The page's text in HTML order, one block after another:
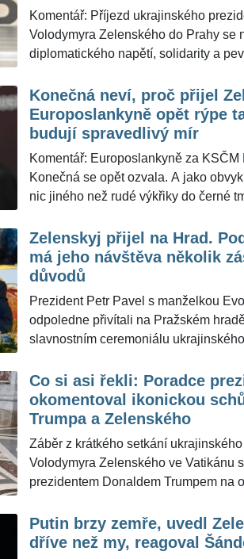
pokud by mělo dojít k něčemu
konec války, je zatím spíše skeptický.
Komentář: Příjezd ukrajinského
Volodymyra Zelenského do Prahy se
diplomatického napětí, solidarity a
fotografů i veřejnosti, byl ten mezi
země a předsedkyní Poslanecké
Pekarovou Adamovou. Nešlo však jen
poselství, ale i o vizuální dojem, který,
české politické reprezentace bývá,
veřejnosti. Redakce ŽivotvČesku.cz
symbolikou outfitu političky v tak
Konečná neví, proč přijel
Europoslankyně opět rýpe
budují spravedlivý mír
Komentář: Europoslankyně za KSČM
Konečná se opět ozvala. A jako
nic jiného než rudé výkřiky do černé
zareagovala na návštěvu
Volodymyra Zelenského v Praze a
slovy s »vysokou intelektuální
ŽivotvČesku.cz, a připojila k tomu
ale velmi čitelný podtext - že za
nebo manipulace.
Zelenskyj přijel na Hrad.
má jeho návštěva několik
důvodů
Prezident Petr Pavel s manželkou
odpoledne přivítali na Pražském
slavnostním ceremoniálu
jehož země se více než tři roky brání
agresi, do Česka dorazil po 22
ŽivotvČesku.cz zajímalo, co je
Co si asi řekli: Poradce
okomentoval ikonickou
Trumpa a Zelenského
Záběr z krátkého setkání
Volodymyra Zelenského ve Vatikánu
prezidentem Donaldem Trumpem na
které bylo prvním osobním od
obou politiků ve Washingtonu, Bílý
Putin brzy zemře, uvedl
dříve než my, reagoval